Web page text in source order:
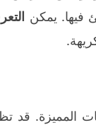
فيها. يمكن
المميزة. قد